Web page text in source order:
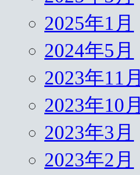
2025年1月
2024年5月
2023年11月
2023年10月
2023年3月
2023年2月